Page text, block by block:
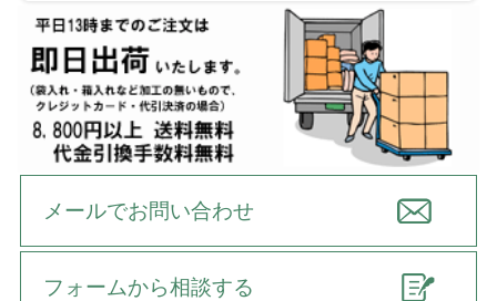
メールでお問い合わせ
フォームから相談する